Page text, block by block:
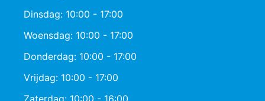
Dinsdag: 10:00 - 17:00
Woensdag: 10:00 - 17:00
Donderdag: 10:00 - 17:00
Vrijdag: 10:00 - 17:00